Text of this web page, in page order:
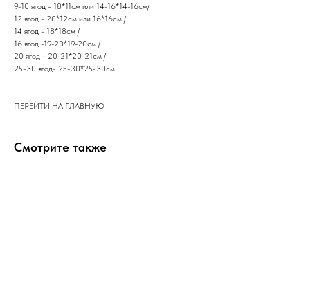
9-10 ягод - 18*11см или 14-16*14-16см/
12 ягод - 20*12см или 16*16см /
14 ягод - 18*18см /
16 ягод -19-20*19-20см /
20 ягод - 20-21*20-21см /
25-30 ягод- 25-30*25-30см
ПЕРЕЙТИ НА ГЛАВНУЮ
Смотрите также